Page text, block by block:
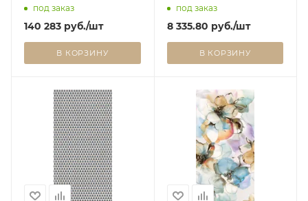
под заказ
140 283 руб./шт
В КОРЗИНУ
под заказ
8 335.80 руб./шт
В КОРЗИНУ